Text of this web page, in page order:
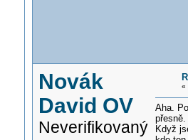
Novák
David OV
Neverifikovaný
«
Aha.
přesně.
Když